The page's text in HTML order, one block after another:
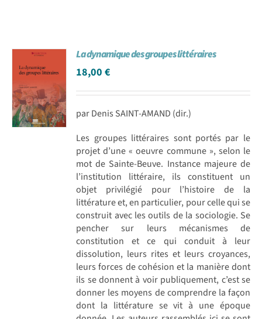
La dynamique des groupes littéraires
18,00€
par Denis SAINT-AMAND (dir.)
Les groupes littéraires sont portés par le
projet d’une « oeuvre commune », selon le
mot de Sainte-Beuve. Instance majeure de
l’institution littéraire, ils constituent un
objet privilégié pour l’histoire de la
littérature et, en particulier, pour celle qui se
construit avec les outils de la sociologie. Se
pencher sur leurs mécanismes de
constitution et ce qui conduit à leur
dissolution, leurs rites et leurs croyances,
leurs forces de cohésion et la manière dont
ils se donnent à voir publiquement, c’est se
donner les moyens de comprendre la façon
dont la littérature se vit à une époque